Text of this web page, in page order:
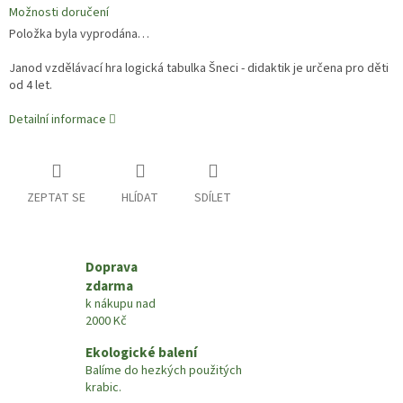
Možnosti doručení
Položka byla vyprodána…
Janod vzdělávací hra logická tabulka Šneci - didaktik je určena pro děti
od 4 let.
Detailní informace
ZEPTAT SE HLÍDAT SDÍLET
Doprava
zdarma
k nákupu nad
2000 Kč
Ekologické balení
Balíme do hezkých použitých
krabic.